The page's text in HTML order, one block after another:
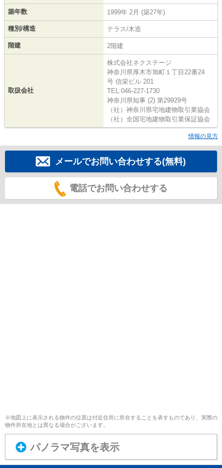
築年数 1999年 2月 (築27年)
種別/構造 テラス/木造
階建 2階建
取扱会社
株式会社ネクステージ
神奈川県厚木市旭町１丁目22番24
号 信栄ビル 201
TEL:046-227-1730
神奈川県知事 (2) 第29929号
（社）神奈川県宅地建物取引業協会
（社）全国宅地建物取引業保証協会
情報の見方
メールでお問い合わせする(無料)
電話でお問い合わせする
※地図上に表示される物件の位置は付近住所に所在することを表すものであり、実際の
物件所在地とは異なる場合がございます。
パノラマ写真を表示